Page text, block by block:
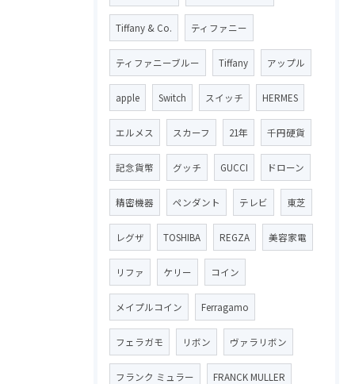
Tiffany & Co. ティファニー
ティファニーブルー Tiffany アップル
apple Switch スイッチ HERMES
エルメス スカーフ 21年 千円硬貨
記念貨幣 グッチ GUCCI ドローン
精密機器 ペンダント テレビ 東芝
レグザ TOSHIBA REGZA 美容家電
リファ ケリー コイン
メイプルコイン Ferragamo
フェラガモ リボン ヴァラリボン
フランク ミュラー FRANCK MULLER